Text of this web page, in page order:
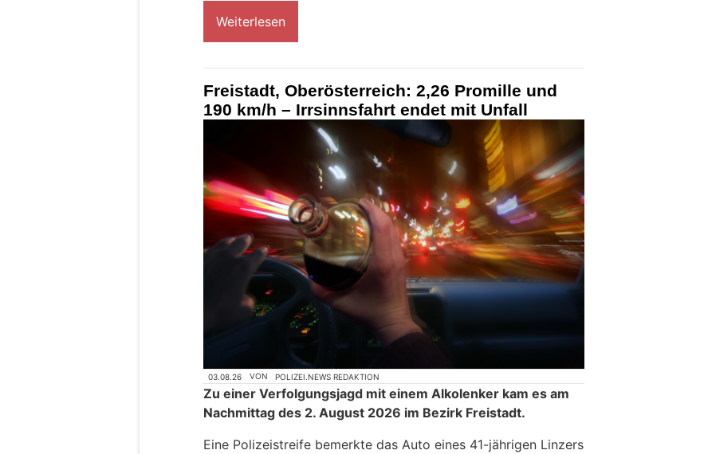
Weiterlesen
Freistadt, Oberösterreich: 2,26 Promille und
190 km/h – Irrsinnsfahrt endet mit Unfall
03.08.26 VON POLIZEI.NEWS REDAKTION
Zu einer Verfolgungsjagd mit einem Alkolenker kam es am
Nachmittag des 2. August 2026 im Bezirk Freistadt.
Eine Polizeistreife bemerkte das Auto eines 41-jährigen Linzers